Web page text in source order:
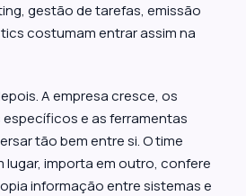
gestão de tarefas, emissão
costumam entrar assim na
A empresa cresce, os
e as ferramentas
tão bem entre si. O time
lugar, importa em outro, confere
informação entre sistemas e